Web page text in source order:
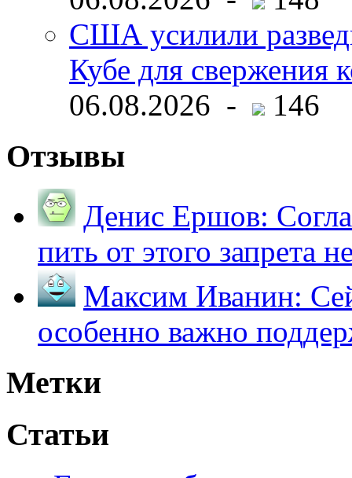
США усилили
Кубе для свержения
06.08.2026 -
146
Отзывы
Денис Ершов:
пить от этого запрета
Максим Иванин:
особенно важно
Метки
Статьи